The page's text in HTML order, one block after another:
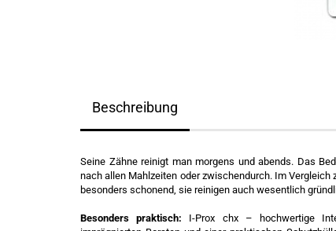
Beschreibung
Seine Zähne reinigt man morgens und abends. Das
nach allen Mahlzeiten oder zwischendurch. Im
besonders schonend, sie reinigen auch wesentlich
Besonders praktisch: I-Prox chx – hochwertige